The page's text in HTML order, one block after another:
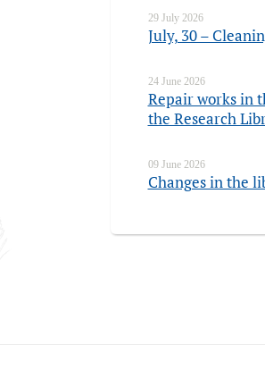
29 July 2026
July, 30 –
24 June 2026
Repair works in
the Research
09 June 2026
Changes in the